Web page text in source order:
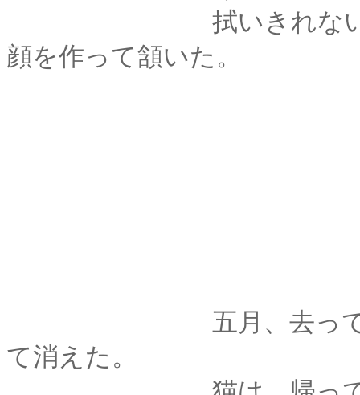
拭いきれない不安を
顔を作って頷いた。
五月、去ってゆくあ
て消えた。